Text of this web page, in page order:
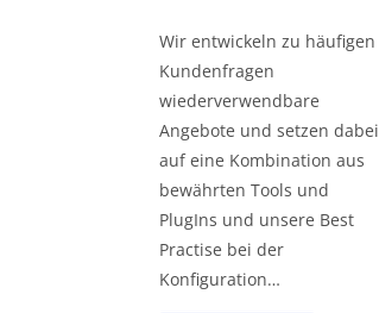
Wir entwickeln zu häufigen
Kundenfragen
wiederverwendbare
Angebote und setzen dabei
auf eine Kombination aus
bewährten Tools und
PlugIns und unsere Best
Practise bei der
Konfiguration…